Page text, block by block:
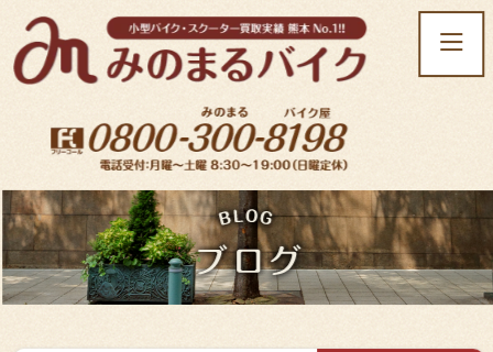
t
o
n
a
v
i
g